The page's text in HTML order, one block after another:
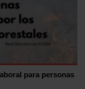
para personas